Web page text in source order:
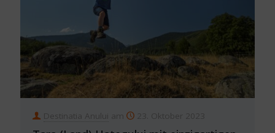
Destinatia Anului am 23. Oktober 2023